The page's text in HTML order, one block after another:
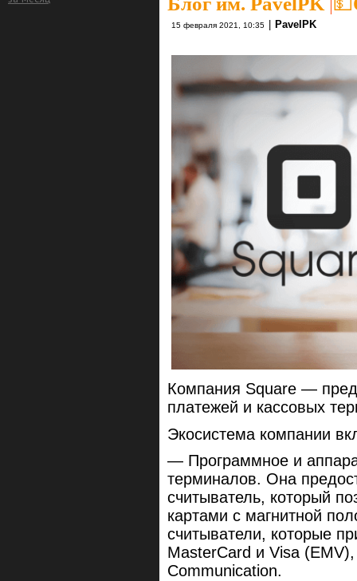
15 февраля 2021, 10:35 PavelPK
Компания Square —
платежей и кассовых
Экосистема компании
— Программное и
терминалов. Она
считыватель, который
картами с магнитной
считыватели, которые
MasterCard и Visa
Communication.